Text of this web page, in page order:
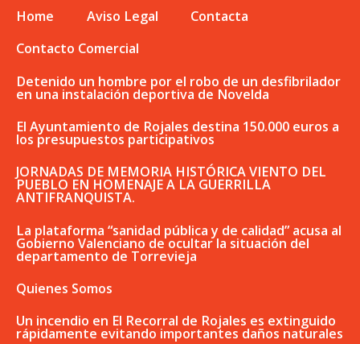
Home Aviso Legal
Contacta
Contacto Comercial
Detenido un hombre por el robo de un desfibrilador
en una instalación deportiva de Novelda
El Ayuntamiento de Rojales destina 150.000 euros a
los presupuestos participativos
JORNADAS DE MEMORIA HISTÓRICA VIENTO DEL
PUEBLO EN HOMENAJE A LA GUERRILLA
ANTIFRANQUISTA.
La plataforma “sanidad pública y de calidad” acusa al
Gobierno Valenciano de ocultar la situación del
departamento de Torrevieja
Quienes Somos
Un incendio en El Recorral de Rojales es extinguido
rápidamente evitando importantes daños naturales